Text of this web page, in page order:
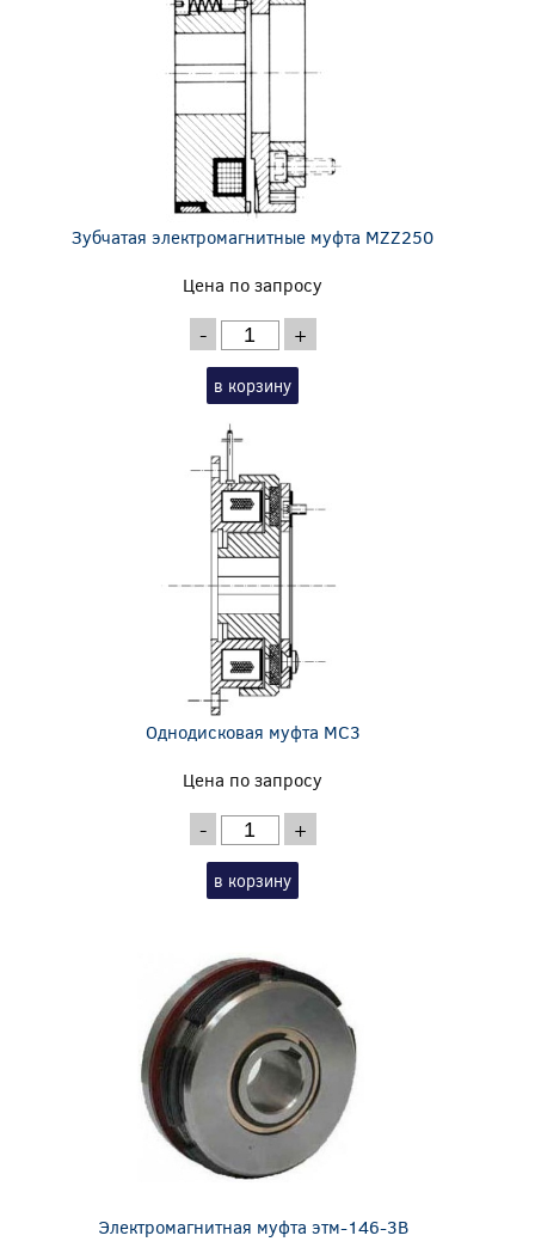
Зубчатая электромагнитные муфта MZZ250
Цена по запросу
- +
в корзину
Однодисковая муфта MC3
Цена по запросу
- +
в корзину
Электромагнитная муфта этм-146-3В